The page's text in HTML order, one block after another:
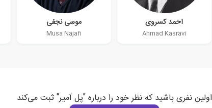
احمد کسروی
Ahmad Kasravi
موسی نجفی
Musa Najafi
اولین نفری باشید که نظر خود را درباره "پل آمیر" ثبت می‌کند